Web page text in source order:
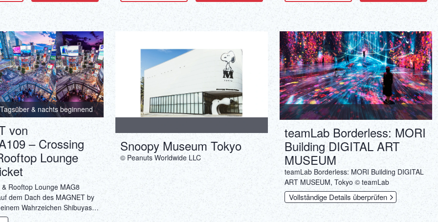
Tagsüber & nachts beginnend
von
– Crossing
Lounge
Rooftop Lounge MAG8
dem Dach des MAGNET by
Wahrzeichen Shibuyas,
herrlichen Panoramablick auf
Snoopy Museum Tokyo
© Peanuts Worldwide LLC
teamLab Borderless: MORI
Building DIGITAL ART
MUSEUM
teamLab Borderless: MORI Building DIGITAL
ART MUSEUM, Tokyo © teamLab
Vollständige Details überprüfen